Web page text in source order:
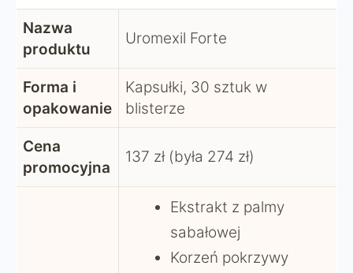
Nazwa
produktu
Uromexil Forte
Forma i
opakowanie
Kapsułki, 30 sztuk w
blisterze
Cena
promocyjna
137 zł (była 274 zł)
Ekstrakt z palmy
sabałowej
Korzeń pokrzywy